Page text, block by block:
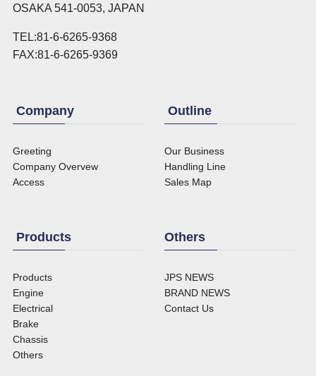
OSAKA 541-0053, JAPAN
TEL:81-6-6265-9368
FAX:81-6-6265-9369
Company
Greeting
Company Overvew
Access
Outline
Our Business
Handling Line
Sales Map
Products
Products
Engine
Electrical
Brake
Chassis
Others
Others
JPS NEWS
BRAND NEWS
Contact Us